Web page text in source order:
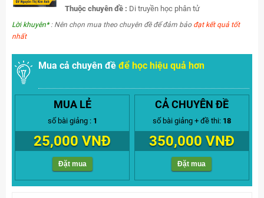
Thuộc chuyên đề : Di truyền học phân tử
Lời khuyên*: Nên chọn mua theo chuyên đề để đảm bảo đạt kết quả tốt
nhất
Mua cả chuyên đề để học hiệu quả hơn
MUA LẺ
số bài giảng : 1
25,000 VNĐ
Đặt mua
CẢ CHUYÊN ĐỀ
số bài giảng + đề thi: 18
350,000 VNĐ
Đặt mua